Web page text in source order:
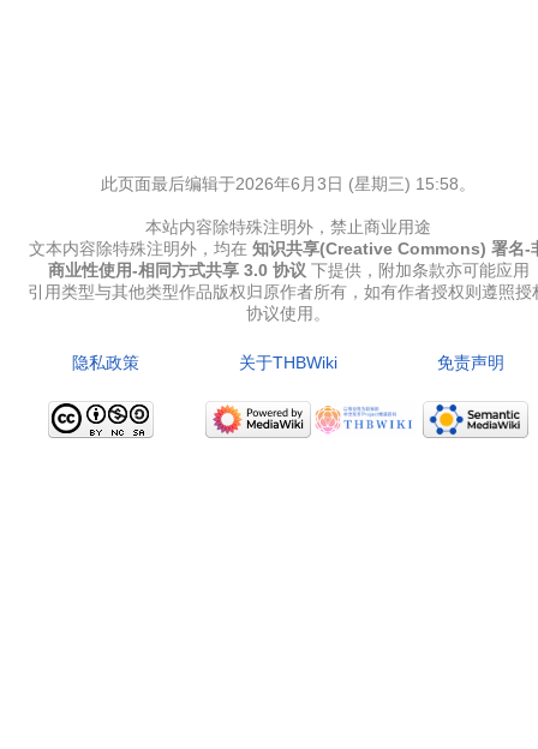
此页面最后编辑于2026年6月3日 (星期三) 15:58。
本站内容除特殊注明外，禁止商业用途
文本内容除特殊注明外，均在 知识共享(Creative Commons) 署名-
商业性使用-相同方式共享 3.0 协议 下提供，附加条款亦可能应用
引用类型与其他类型作品版权归原作者所有，如有作者授权则遵照授
协议使用。
隐私政策 关于THBWiki 免责声明